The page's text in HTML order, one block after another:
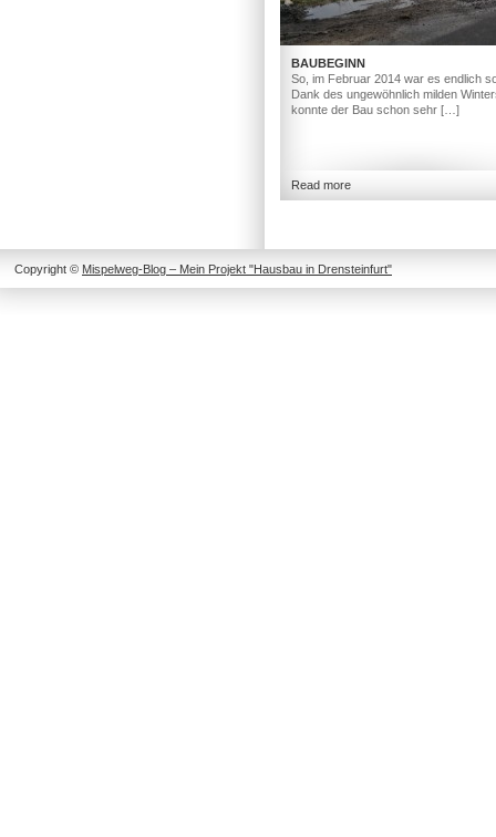
BAUBEGINN
So, im Februar 2014 war es endlich
Dank des ungewöhnlich milden
konnte der Bau schon sehr […]
Read more
Copyright © Mispelweg-Blog – Mein Projekt "Hausbau in Drensteinfurt"